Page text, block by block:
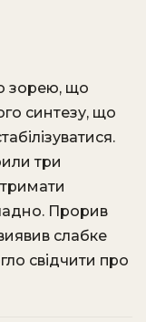
зорею, що
синтезу, що
три
Прорив
слабке
свідчити про